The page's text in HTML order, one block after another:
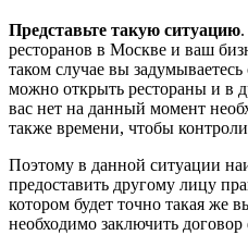
Представьте такую ситуацию
ресторанов в Москве и ваш
таком случае вы
можно открыть рестораны и в
вас нет на данный момент
также времени, чтобы
Поэтому в данной ситуации
предоставить другому лицу
котором будет точно такая же
необходимо заключить